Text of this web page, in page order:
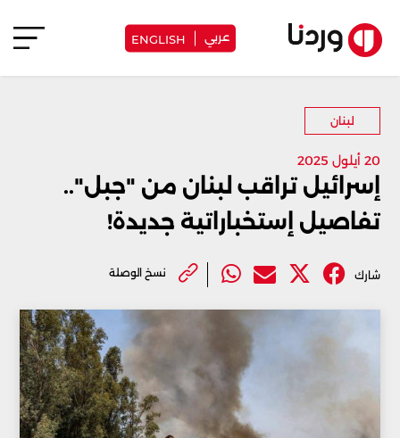
عربي ENGLISH
لبنان
20 أيلول 2025
إسرائيل تراقب لبنان من "جبل"..
تفاصيل إستخباراتية جديدة!
شارك نسخ الوصلة